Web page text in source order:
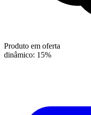
Produto em oferta
dinâmico: 15%